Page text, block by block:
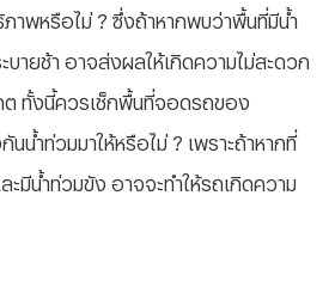
าพหรือไม่ ? ซึ่งถ้าหากพบว่าพื้นที่มีน้ำ
ายช้า อาจส่งผลให้เกิดความไม่สะดวก
ต ทั้งนี้ควรเช็กพื้นที่จอดรถของ
นน้ำท่วมมาให้หรือไม่ ? เพราะถ้าหากที่
มีน้ำท่วมขัง อาจจะทำให้รถเกิดความ